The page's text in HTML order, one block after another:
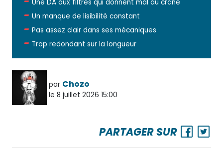
Une DA aux filtres qui donnent mal au crâne
Un manque de lisibilité constant
Pas assez clair dans ses mécaniques
Trop redondant sur la longueur
par Chozo
le 8 juillet 2026 15:00
PARTAGER SUR